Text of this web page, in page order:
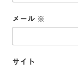
メール ※
サイト